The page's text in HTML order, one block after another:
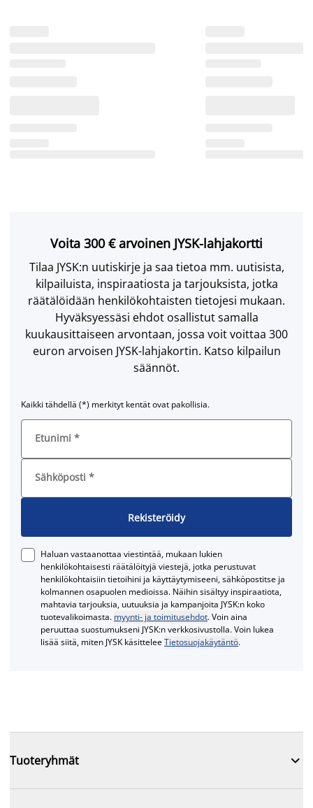
Voita 300 € arvoinen JYSK-lahjakortti
Tilaa JYSK:n uutiskirje ja saa tietoa mm. uutisista,
kilpailuista, inspiraatiosta ja tarjouksista, jotka
räätälöidään henkilökohtaisten tietojesi mukaan.
Hyväksyessäsi ehdot osallistut samalla
kuukausittaiseen arvontaan, jossa voit voittaa 300
euron arvoisen JYSK-lahjakortin. Katso kilpailun
säännöt.
Kaikki tähdellä (*) merkityt kentät ovat pakollisia.
Etunimi *
Sähköposti *
Rekisteröidy
Haluan vastaanottaa viestintää, mukaan lukien
henkilökohtaisesti räätälöityjä viestejä, jotka perustuvat
henkilökohtaisiin tietoihini ja käyttäytymiseeni, sähköpostitse ja
kolmannen osapuolen medioissa. Näihin sisältyy inspiraatiota,
mahtavia tarjouksia, uutuuksia ja kampanjoita JYSK:n koko
tuotevalikoimasta. myynti- ja toimitusehdot. Voin aina
peruuttaa suostumukseni JYSK:n verkkosivustolla. Voin lukea
lisää siitä, miten JYSK käsitteleeTietosuojakäytäntö.
Tuoteryhmät 